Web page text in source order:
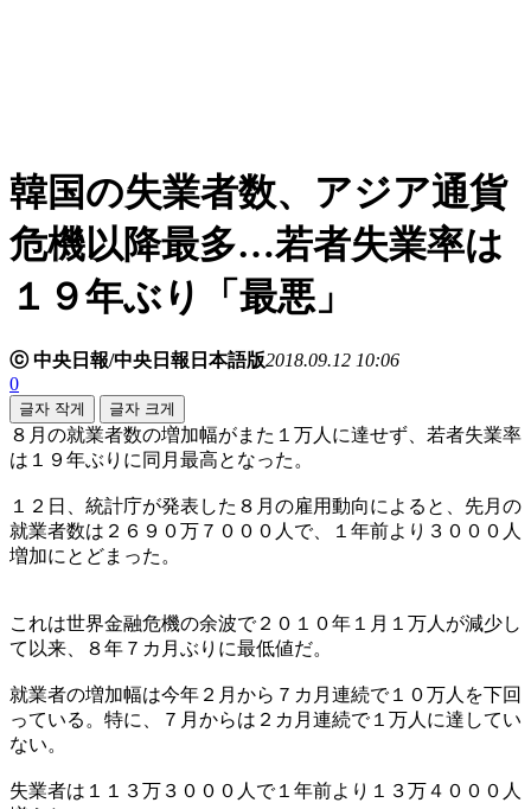
韓国の失業者数、アジア通貨
危機以降最多…若者失業率は
１９年ぶり「最悪」
ⓒ 中央日報/中央日報日本語版2018.09.12 10:06
0
글자 작게 글자 크게
８月の就業者数の増加幅がまた１万人に達せず、若者失業率
は１９年ぶりに同月最高となった。
１２日、統計庁が発表した８月の雇用動向によると、先月の
就業者数は２６９０万７０００人で、１年前より３０００人
増加にとどまった。
これは世界金融危機の余波で２０１０年１月１万人が減少し
て以来、８年７カ月ぶりに最低値だ。
就業者の増加幅は今年２月から７カ月連続で１０万人を下回
っている。特に、７月からは２カ月連続で１万人に達してい
ない。
失業者は１１３万３０００人で１年前より１３万４０００人